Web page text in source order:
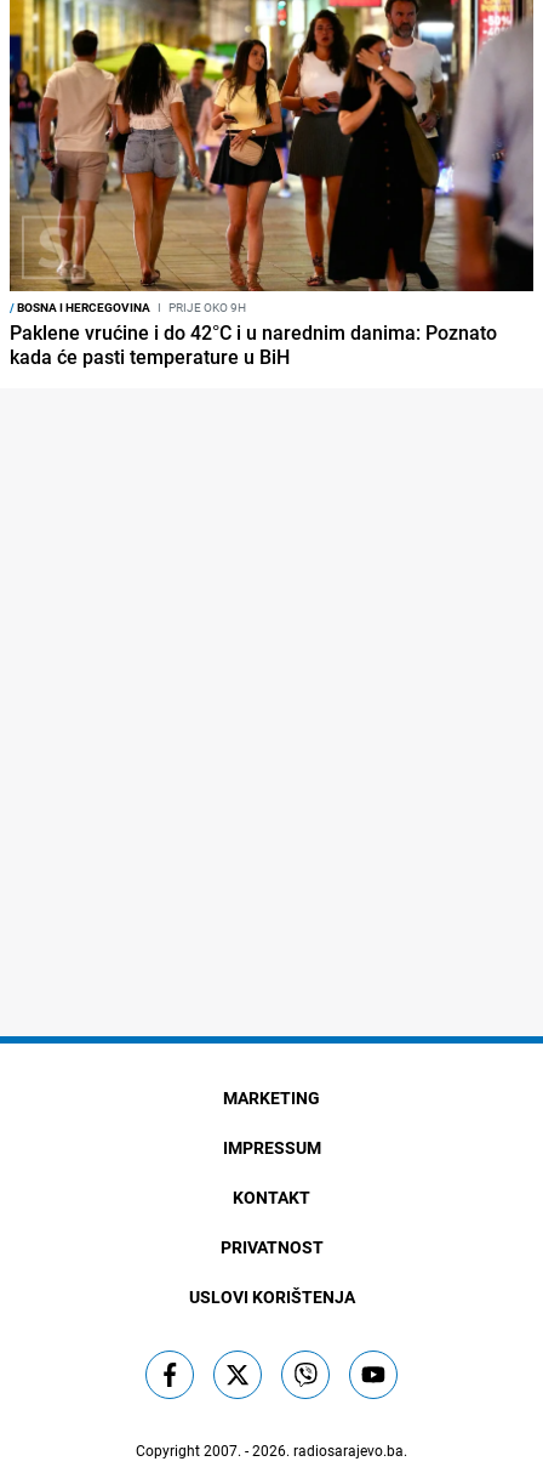
/BOSNA I HERCEGOVINA I PRIJE OKO 9H
Paklene vrućine i do 42°C i u narednim danima: Poznato
kada će pasti temperature u BiH
MARKETING
IMPRESSUM
KONTAKT
PRIVATNOST
USLOVI KORIŠTENJA
Copyright 2007. - 2026. radiosarajevo.ba.